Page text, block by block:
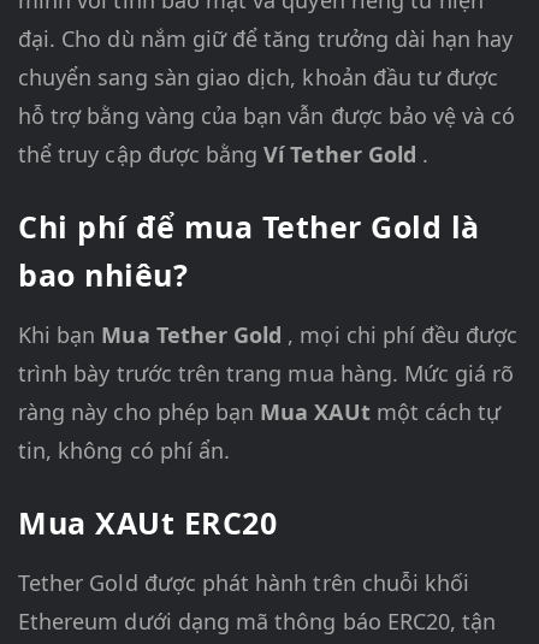
đại. Cho dù nắm giữ để tăng trưởng dài hạn hay
chuyển sang sàn giao dịch, khoản đầu tư được
hỗ trợ bằng vàng của bạn vẫn được bảo vệ và có
thể truy cập được bằngVí Tether Gold .
Chi phí để mua Tether Gold là
bao nhiêu?
Khi bạn Mua Tether Gold , mọi chi phí đều được
trình bày trước trên trang mua hàng. Mức giá rõ
ràng này cho phép bạn Mua XAUt một cách tự
tin, không có phí ẩn.
Mua XAUt ERC20
Tether Gold được phát hành trên chuỗi khối
Ethereum dưới dạng mã thông báo ERC20, tận